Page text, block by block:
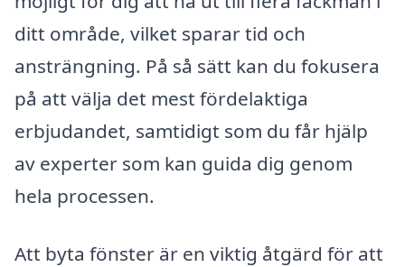
ditt område, vilket sparar tid och
ansträngning. På så sätt kan du fokusera
på att välja det mest fördelaktiga
erbjudandet, samtidigt som du får hjälp
av experter som kan guida dig genom
hela processen.
Att byta fönster är en viktig åtgärd för att